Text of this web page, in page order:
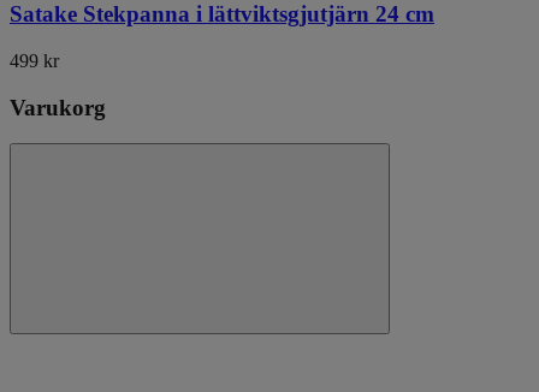
Satake Stekpanna i lättviktsgjutjärn 24 cm
499 kr
Varukorg